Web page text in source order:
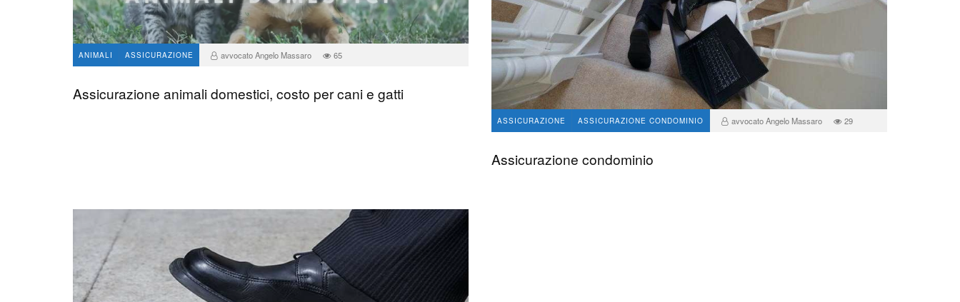
ANIMALI ASSICURAZIONE avvocato Angelo Massaro 65
Assicurazione animali domestici, costo per cani e gatti
ASSICURAZIONE ASSICURAZIONE CONDOMINIO avvocato Angelo Massaro 29
Assicurazione condominio